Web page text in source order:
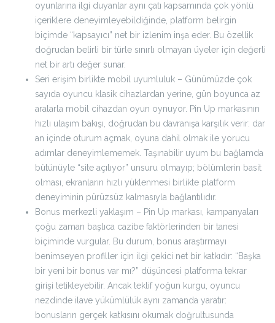
oyunlarına ilgi duyanlar aynı çatı kapsamında çok yönlü
içeriklere deneyimleyebildiğinde, platform belirgin
biçimde “kapsayıcı” net bir izlenim inşa eder. Bu özellik
doğrudan belirli bir türle sınırlı olmayan üyeler için değerli
net bir artı değer sunar.
Seri erişim birlikte mobil uyumluluk – Günümüzde çok
sayıda oyuncu klasik cihazlardan yerine, gün boyunca az
aralarla mobil cihazdan oyun oynuyor. Pin Up markasının
hızlı ulaşım bakışı, doğrudan bu davranışa karşılık verir: dar
an içinde oturum açmak, oyuna dahil olmak ile yorucu
adımlar deneyimlememek. Taşınabilir uyum bu bağlamda
bütünüyle “site açılıyor” unsuru olmayıp; bölümlerin basit
olması, ekranların hızlı yüklenmesi birlikte platform
deneyiminin pürüzsüz kalmasıyla bağlantılıdır.
Bonus merkezli yaklaşım – Pin Up markası, kampanyaları
çoğu zaman başlıca cazibe faktörlerinden bir tanesi
biçiminde vurgular. Bu durum, bonus araştırmayı
benimseyen profiller için ilgi çekici net bir katkıdır: “Başka
bir yeni bir bonus var mı?” düşüncesi platforma tekrar
girişi tetikleyebilir. Ancak teklif yoğun kurgu, oyuncu
nezdinde ilave yükümlülük aynı zamanda yaratır:
bonusların gerçek katkısını okumak doğrultusunda